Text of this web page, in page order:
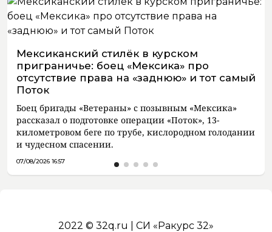
Мексиканский стилёк в курском
приграничье: боец «Мексика» про
отсутствие права на «заднюю» и тот самый
Поток
Боец бригады «Ветераны» с позывным «Мексика»
рассказал о подготовке операции «Поток», 13-
километровом беге по трубе, кислородном голодании
и чудесном спасении.
07/08/2026 16:57
2022 © 32q.ru | СИ «Ракурс 32»